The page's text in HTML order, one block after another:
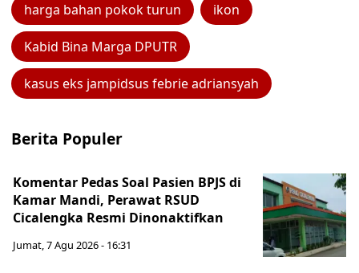
harga bahan pokok turun ikon
Kabid Bina Marga DPUTR
kasus eks jampidsus febrie adriansyah
Berita Populer
Komentar Pedas Soal Pasien BPJS di
Kamar Mandi, Perawat RSUD
Cicalengka Resmi Dinonaktifkan
Jumat, 7 Agu 2026 - 16:31